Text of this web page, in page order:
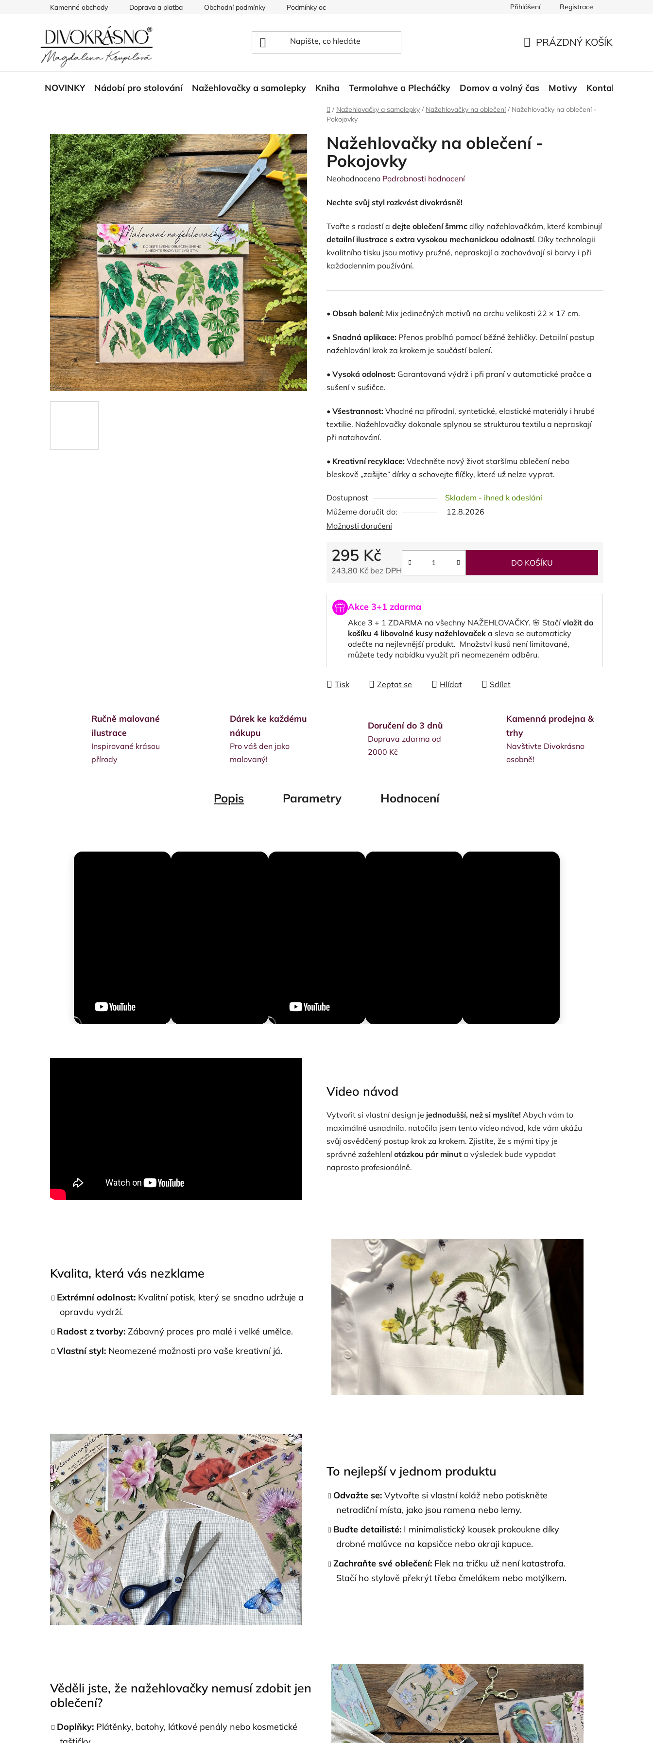
Kamenné obchody Doprava a platba Obchodní podmínky Podmínky ochrany osobních údajů Reklamace a odstoupení od smlouvy Moje objednávka
Přihlášení Registrace
PRÁZDNÝ KOŠÍK
NOVINKY Nádobí pro stolování Nažehlovačky a samolepky Kniha Termolahve a Plecháčky Domov a volný čas Motivy Kontakt
Domů
/ Nažehlovačky a samolepky / Nažehlovačky na oblečení / Nažehlovačky na oblečení -
Pokojovky
Nažehlovačky na oblečení -
Pokojovky
Průměrné
produktu
0,0
z
5
hvězdiček.
Neohodnoceno Podrobnosti hodnocení
Nechte svůj styl rozkvést divokrásně!
Tvořte s radostí a dejte oblečení šmrnc díky nažehlovačkám, které kombinují
detailní ilustrace s extra vysokou mechanickou odolností. Díky technologii
kvalitního tisku jsou motivy pružné, nepraskají a zachovávají si barvy i při
každodenním používání.
• Obsah balení: Mix jedinečných motivů na archu velikosti 22 × 17 cm.
• Snadná aplikace: Přenos probíhá pomocí běžné žehličky. Detailní postup
nažehlování krok za krokem je součástí balení.
• Vysoká odolnost: Garantovaná výdrž i při praní v automatické pračce a
sušení v sušičce.
• Všestrannost: Vhodné na přírodní, syntetické, elastické materiály i hrubé
textilie. Nažehlovačky dokonale splynou se strukturou textilu a nepraskají
při natahování.
• Kreativní recyklace: Vdechněte nový život staršímu oblečení nebo
bleskově „zašijte“ dírky a schovejte flíčky, které už nelze vyprat.
Dostupnost
Skladem - ihned k odeslání
Můžeme doručit do:
12.8.2026
Možnosti doručení
295 Kč
243,80 Kč bez DPH
DO KOŠÍKU
Akce 3+1 zdarma
Akce 3 + 1 ZDARMA na všechny NAŽEHLOVAČKY. 🌸 Stačívložit do
košíku 4 libovolné kusy nažehlovaček a sleva se automaticky
odečte na nejlevnější produkt. Množství kusů není limitované,
můžete tedy nabídku využít při neomezeném odběru.
Tisk Zeptat se Hlídat Sdílet
Ručně malované
ilustrace
Inspirované krásou
přírody
Dárek ke každému
nákupu
Pro váš den jako
malovaný!
Doručení do 3 dnů
Doprava zdarma od
2000 Kč
Kamenná prodejna &
trhy
Navštivte Divokrásno
osobně!
Popis Parametry Hodnocení
Video návod
Vytvořit si vlastní design je jednodušší, než si myslíte! Abych vám to
maximálně usnadnila, natočila jsem tento video návod, kde vám ukážu
svůj osvědčený postup krok za krokem. Zjistíte, že s mými tipy je
správné zažehleníotázkou pár minut a výsledek bude vypadat
naprosto profesionálně.
Kvalita, která vás nezklame
Extrémní odolnost: Kvalitní potisk, který se snadno udržuje a
opravdu vydrží.
Radost z tvorby: Zábavný proces pro malé i velké umělce.
Vlastní styl: Neomezené možnosti pro vaše kreativní já.
To nejlepší v jednom produktu
Odvažte se: Vytvořte si vlastní koláž nebo potiskněte
netradiční místa, jako jsou ramena nebo lemy.
Buďte detailisté: I minimalistický kousek prokoukne díky
drobné malůvce na kapsičce nebo okraji kapuce.
Zachraňte své oblečení: Flek na tričku už není katastrofa.
Stačí ho stylově překrýt třeba čmelákem nebo motýlkem.
Věděli jste, že nažehlovačky nemusí zdobit jen
oblečení?
Doplňky: Plátěnky, batohy, látkové penály nebo kosmetické